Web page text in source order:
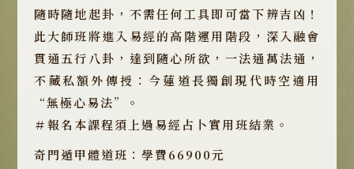
隨時隨地起卦，不需任何工具即可當下辨吉凶！
此大師班將進入易經的高階運用階段，深入融會
貫通五行八卦，達到隨心所欲，一法通萬法通，
不藏私額外傳授：今蓮道長獨創現代時空適用
“無極心易法”。
＃報名本課程須上過易經占卜實用班結業。
奇門遁甲體道班：學費66900元